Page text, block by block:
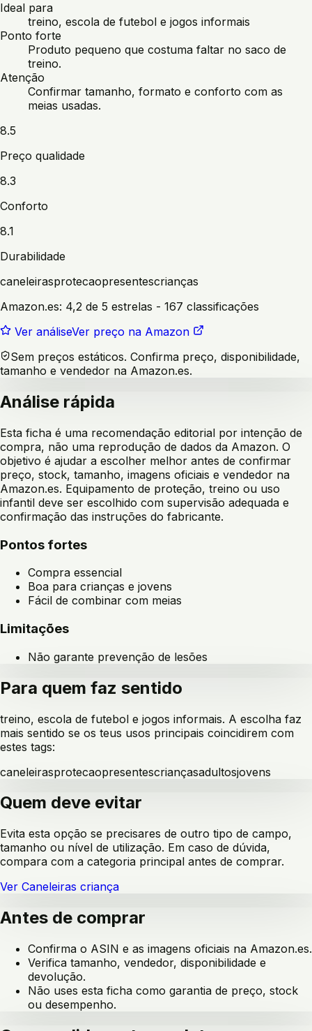
Ideal para
treino, escola de futebol e jogos informais
Ponto forte
Produto pequeno que costuma faltar no saco de
treino.
Atenção
Confirmar tamanho, formato e conforto com as
meias usadas.
8.5
Preço qualidade
8.3
Conforto
8.1
Durabilidade
caneleirasprotecaopresentescrianças
Amazon.es: 4,2 de 5 estrelas - 167 classificações
Ver análiseVer preço na Amazon
Sem preços estáticos. Confirma preço, disponibilidade,
tamanho e vendedor na Amazon.es.
Análise rápida
Esta ficha é uma recomendação editorial por intenção de
compra, não uma reprodução de dados da Amazon. O
objetivo é ajudar a escolher melhor antes de confirmar
preço, stock, tamanho, imagens oficiais e vendedor na
Amazon.es. Equipamento de proteção, treino ou uso
infantil deve ser escolhido com supervisão adequada e
confirmação das instruções do fabricante.
Pontos fortes
Compra essencial
Boa para crianças e jovens
Fácil de combinar com meias
Limitações
Não garante prevenção de lesões
Para quem faz sentido
treino, escola de futebol e jogos informais. A escolha faz
mais sentido se os teus usos principais coincidirem com
estes tags:
caneleirasprotecaopresentescriançasadultosjovens
Quem deve evitar
Evita esta opção se precisares de outro tipo de campo,
tamanho ou nível de utilização. Em caso de dúvida,
compara com a categoria principal antes de comprar.
Ver Caneleiras criança
Antes de comprar
Confirma o ASIN e as imagens oficiais na Amazon.es.
Verifica tamanho, vendedor, disponibilidade e
devolução.
Não uses esta ficha como garantia de preço, stock
ou desempenho.